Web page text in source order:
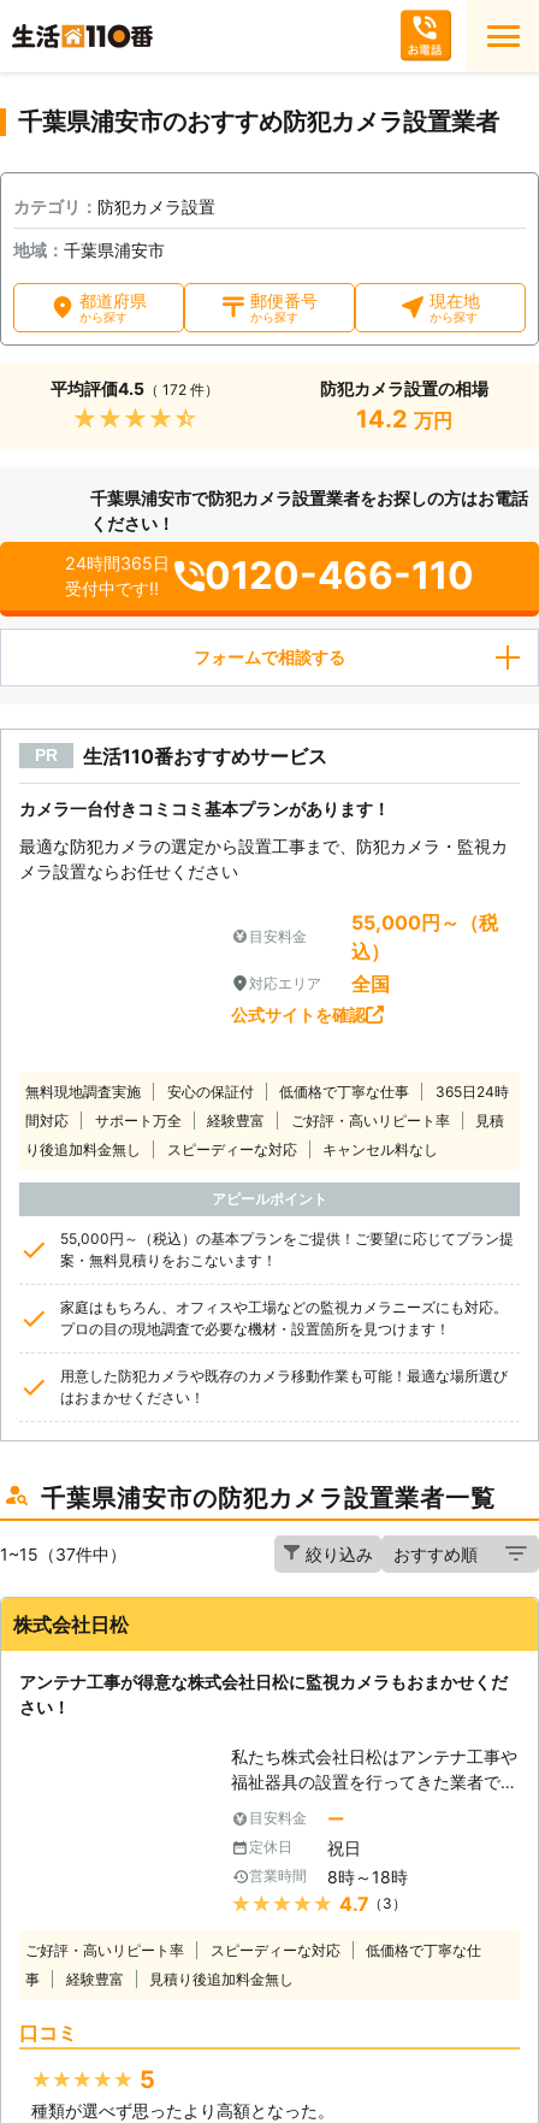
千葉県浦安市のおすすめ防犯カメラ設置業者
カテゴリ： 防犯カメラ設置
地域： 千葉県浦安市
都道府県
から探す
郵便番号
から探す
現在地
から探す
平均評価4.5 （ 172 件）
★★★★★
防犯カメラ設置の相場
14.2 万円
千葉県浦安市で防犯カメラ設置業者をお探しの方はお電話
ください！
24時間365日
受付中です!!
0120-466-110
フォームで相談する
PR 生活110番おすすめサービス
カメラ一台付きコミコミ基本プランがあります！
最適な防犯カメラの選定から設置工事まで、防犯カメラ・監視カ
メラ設置ならお任せください
目安料金
55,000円～（税
込）
対応エリア 全国
公式サイトを確認
無料現地調査実施 安心の保証付 低価格で丁寧な仕事
365日24時
間対応
サポート万全 経験豊富 ご好評・高いリピート率
見積
り後追加料金無し
スピーディーな対応 キャンセル料なし
アピールポイント
55,000円～（税込）の基本プランをご提供！ご要望に応じてプラン提
案・無料見積りをおこないます！
家庭はもちろん、オフィスや工場などの監視カメラニーズにも対応。
プロの目の現地調査で必要な機材・設置箇所を見つけます！
用意した防犯カメラや既存のカメラ移動作業も可能！最適な場所選び
はおまかせください！
千葉県浦安市の防犯カメラ設置業者一覧
1~15（37件中） 絞り込み
株式会社日松
アンテナ工事が得意な株式会社日松に監視カメラもおまかせくだ
さい！
私たち株式会社日松はアンテナ工事や
福祉器具の設置を行ってきた業者で
す。得意とするこれらの業務で多くの
方々のご依頼を達成してきました。今
回はこの2つの業務ではなく、別の業
務も対応可能だということをお知らせ
いたします。株式会社日松が取り扱っ
事も可能となっているのです。そのた
めに様々な電気設備の設置が可能で
ださい。 【監視カメラ設置もご依頼
目安料金 ー
定休日 祝日
営業時間 8時～18時
★★★★★ 4.7 （3）
ご好評・高いリピート率 スピーディーな対応
低価格で丁寧な仕
事
経験豊富 見積り後追加料金無し
口コミ
★★★★★ 5
種類が選べず思ったより高額となった。